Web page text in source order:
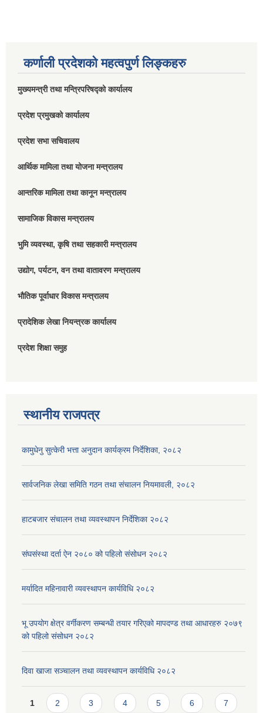
कर्णाली प्रदेशको महत्वपुर्ण लिङ्कहरु
मुख्यमन्त्री तथा मन्त्रिपरिषद्को कार्यालय
प्रदेश प्रमुखको कार्यालय
प्रदेश सभा सचिवालय
आर्थिक मामिला तथा योजना मन्त्रालय
आन्तरिक मामिला तथा कानून मन्त्रालय
सामाजिक विकास मन्त्रालय
भुमि व्यवस्था, कृषि तथा सहकारी मन्त्रालय
उद्योग, पर्यटन, वन तथा वातावरण मन्त्रालय
भौतिक पूर्वाधार विकास मन्त्रालय
प्रादेशिक लेखा नियन्त्रक कार्यालय
प्रदेश शिक्षा समुह
स्थानीय राजपत्र
कामुधेनु सुत्केरी भत्ता अनुदान कार्यक्रम निर्देशिका, २०८२
सार्वजनिक लेखा समिति गठन तथा संचालन नियमावली, २०८२
हाटबजार संचालन तथा व्यवस्थापन निर्देशिका २०८२
संघसंस्था दर्ता ऐन २०८० को पहिलो संसोधन २०८२
मर्यादित महिनावारी व्यवस्थापन कार्यविधि २०८२
भू उपयोग क्षेत्र वर्गीकरण सम्बन्धी तयार गरिएको मापदण्ड तथा आधारहरु २०७९
को पहिलो संसोधन २०८२
दिवा खाजा सञ्चालन तथा व्यवस्थापन कार्यविधि २०८२
Pages
1 2 3 4 5 6 7